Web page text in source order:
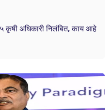
कृषी अधिकारी निलंबित, काय आहे